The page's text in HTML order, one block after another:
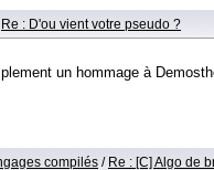
Re : D'ou vient votre pseudo ?
un hommage à
compilés / Re : [C] Algo de